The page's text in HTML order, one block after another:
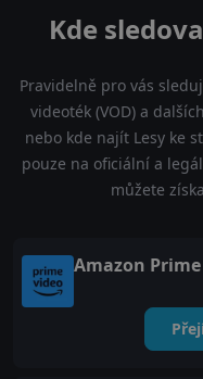
Kde
Pravidelně pro vás
videoték (VOD) a
nebo kde najít Lesy ke
pouze na oficiální a
můžete
Amazon